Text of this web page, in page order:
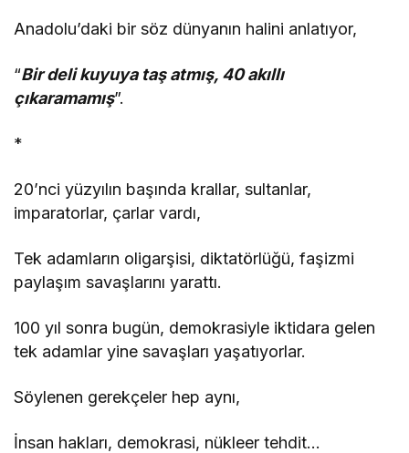
Anadolu’daki bir söz dünyanın halini anlatıyor,
“Bir deli kuyuya taş atmış, 40 akıllı
çıkaramamış”.
*
20’nci yüzyılın başında krallar, sultanlar,
imparatorlar, çarlar vardı,
Tek adamların oligarşisi, diktatörlüğü, faşizmi
paylaşım savaşlarını yarattı.
100 yıl sonra bugün, demokrasiyle iktidara gelen
tek adamlar yine savaşları yaşatıyorlar.
Söylenen gerekçeler hep aynı,
İnsan hakları, demokrasi, nükleer tehdit…